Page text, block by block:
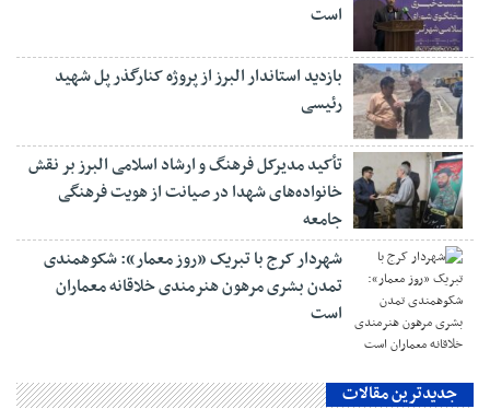
است
بازدید استاندار البرز از پروژه کنارگذر پل شهید
رئیسی
تأکید مدیرکل فرهنگ و ارشاد اسلامی البرز بر نقش
خانواده‌های شهدا در صیانت از هویت فرهنگی
جامعه
شهردار کرج با تبریک «روز معمار»: شکوهمندی
تمدن بشری مرهون هنرمندی خلاقانه معماران
است
جدیدترین مقالات